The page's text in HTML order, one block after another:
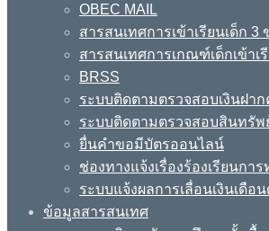
OBEC MAIL
สารสนเทศการเข้าเรียนเด็ก 3
สารสนเทศการเกณฑ์เด็กเข้าเ
BRSS
ระบบติดตามตรวจสอบเงินฝาก
ระบบติดตามตรวจสอบสินทรัพ
ยื่นคำขอมีบัตรออนไลน์
ช่องทางแจ้งเรื่องร้องเรียนก
ระบบแจ้งผลการเลื่อนเงินเดื
ข้อมูลสารสนเทศ